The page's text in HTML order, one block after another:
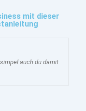
mit dieser
auch du damit